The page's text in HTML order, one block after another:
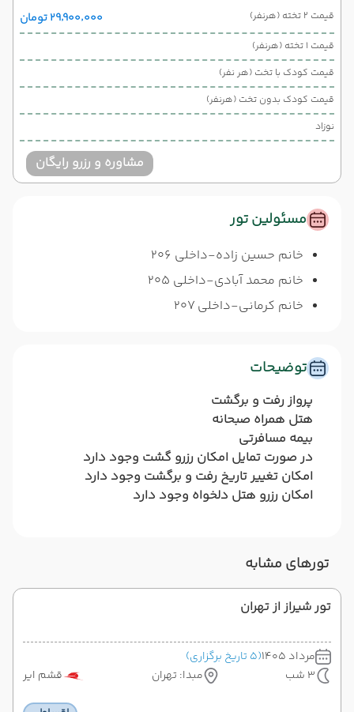
قیمت 2 تخته (هرنفر) ۲۹٬۹۰۰٬۰۰۰ تومان
قیمت 1 تخته (هرنفر)
قیمت کودک با تخت (هر نفر)
قیمت کودک بدون تخت (هرنفر)
نوزاد
مشاوره و رزرو رایگان
مسئولین تور
خانم حسین زاده-داخلی 206
خانم محمد آبادی-داخلی 205
خانم کرمانی-داخلی 207
توضیحات
پرواز رفت و برگشت
هتل همراه صبحانه
بیمه مسافرتی
در صورت تمایل امکان رزرو گشت وجود دارد
امکان تغییر تاریخ رفت و برگشت وجود دارد
امکان رزرو هتل دلخواه وجود دارد
تورهای مشابه
تور شیراز از تهران
مرداد 1405
(5 تاریخ برگزاری)
3 شب
مبدا: تهران قشم ایر